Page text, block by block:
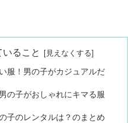
ること
服！男の子がカジュアルだ
の子がおしゃれにキマる服
子のレンタルは？のまとめ